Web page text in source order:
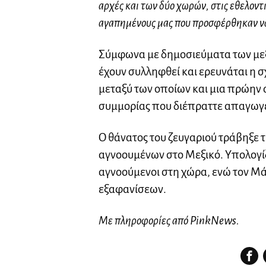
αρχές και των δύο χωρών, στις
αγαπημένους μας που προσφέρθηκαν
Σύμφωνα με δημοσιεύματα των
έχουν συλληφθεί και ερευνάται η
μεταξύ των οποίων και μια πρώην
συμμορίας που διέπραττε
Ο θάνατος του ζευγαριού
αγνοουμένων στο Μεξικό.
αγνοούμενοι στη χώρα, ενώ τον
εξαφανίσεων.
Με πληροφορίες από PinkNews.